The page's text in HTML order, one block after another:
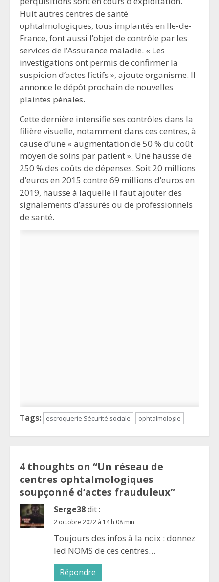
Huit autres centres de santé
ophtalmologiques, tous implantés en Ile-de-
France, font aussi l’objet de contrôle par les
services de l’Assurance maladie. « Les
investigations ont permis de confirmer la
suspicion d’actes fictifs », ajoute organisme. Il
annonce le dépôt prochain de nouvelles
plaintes pénales.
Cette dernière intensifie ses contrôles dans la
filière visuelle, notamment dans ces centres, à
cause d’une « augmentation de 50 % du coût
moyen de soins par patient ». Une hausse de
250 % des coûts de dépenses. Soit 20 millions
d’euros en 2015 contre 69 millions d’euros en
2019, hausse à laquelle il faut ajouter des
signalements d’assurés ou de professionnels
de santé.
Tags: escroquerie Sécurité sociale ophtalmologie
4 thoughts on “Un réseau de
centres ophtalmologiques
soupçonné d’actes frauduleux”
Serge38dit :
2 octobre 2022 à 14 h 08 min
Toujours des infos à la noix : donnez
led NOMS de ces centres…
Répondre